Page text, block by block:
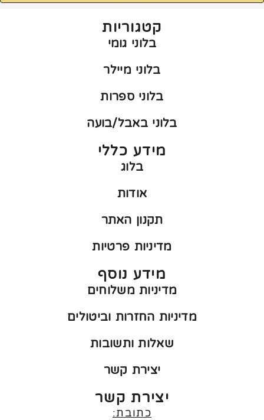
קטגוריות
בלוני גומי
בלוני מיילר
בלוני ספרות
בלוני באבל/בועה
מידע כללי
בלוג
אודות
תקנון האתר
מדיניות פרטיות
מידע נוסף
מדיניות משלוחים
מדיניות החזרות וביטולים
שאלות ותשובות
יצירת קשר
יצירת קשר
כתובת: